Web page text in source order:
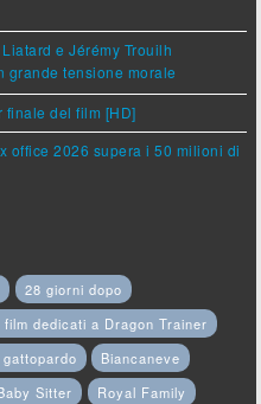
e Jérémy Trouilh
grande tensione morale
del film [HD]
office 2026 supera i 50 milioni di
28 giorni dopo
film dedicati a Dragon Trainer
Biancaneve
Sitter
Royal Family